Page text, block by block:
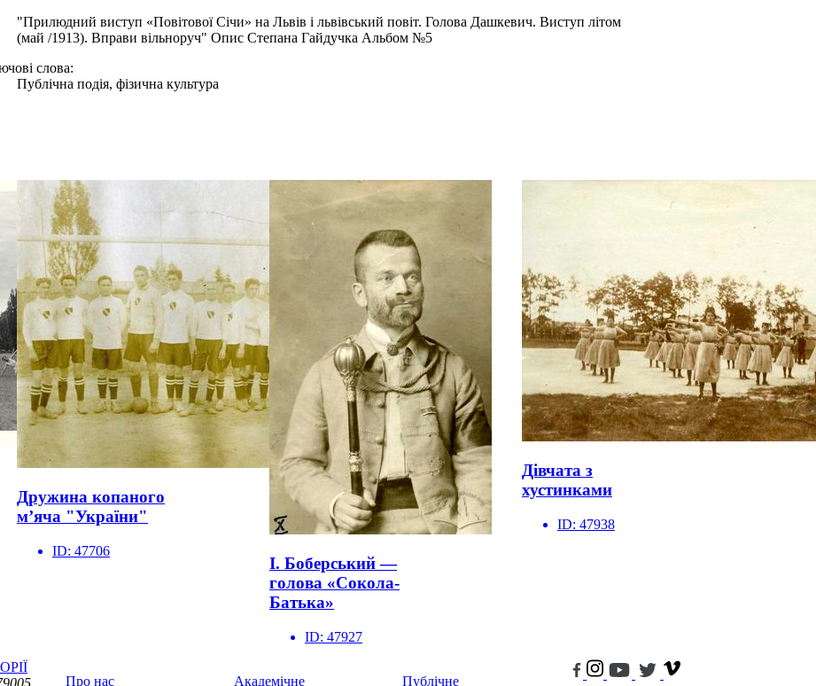
"Прилюдний виступ «Повітової Січи» на Львів і львівський повіт. Голова Дашкевич. Виступ літом
(май /1913). Вправи вільноруч" Опис Степана Гайдучка Альбом №5
слова:
Публічна подія, фізична культура
Дружина копаного
м’яча "України"
ID: 47706
І. Боберський —
голова «Сокола-
Батька»
ID: 47927
Дівчата з
хустинками
ID: 47938
Про нас Академічне Публічне